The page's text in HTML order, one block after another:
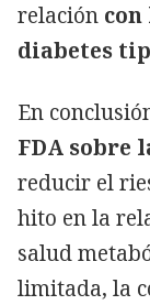
relación
diabetes
En
FDA sobre
reducir el
hito en la
salud
limitada, la